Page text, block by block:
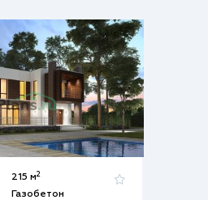
215 м2
Газобетон